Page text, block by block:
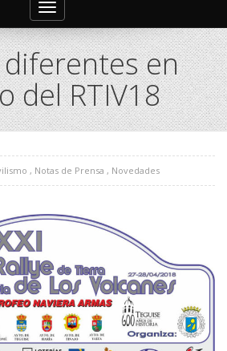
Toggle
navigation
en
del RTIV18
, Notas de Prensa , Novedades